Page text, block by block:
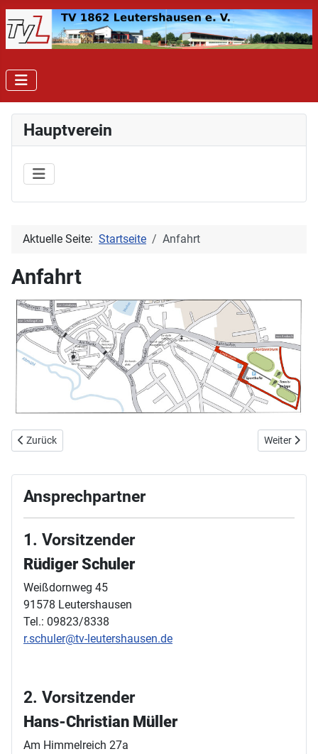
Hauptverein
Aktuelle Seite: Startseite Anfahrt
Anfahrt
Vorheriger Beitrag: Vorstand und Turnrat
Zurück Nächster
Weiter
Ansprechpartner
1. Vorsitzender
Rüdiger Schuler
Weißdornweg 45
91578 Leutershausen
Tel.: 09823/8338
r.schuler@tv-leutershausen.de
2. Vorsitzender
Hans-Christian Müller
Am Himmelreich 27a